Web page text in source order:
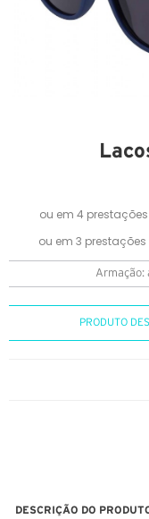
Armação:
PRODUTO
DESCRIÇÃO DO